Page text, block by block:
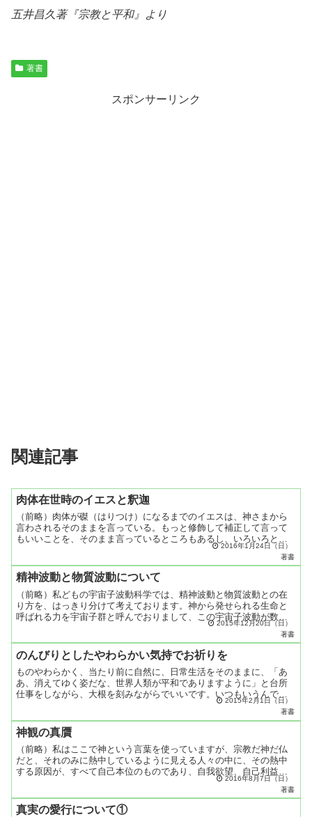
五井昌久著『宗教と平和』より
著書
スポンサーリンク
関連記事
肉体在世時のイエスと釈迦
（前略）肉体が磔（はりつけ）になるまでのイエスは、神さまから
言わされるそのままを言っている。もっと修飾して補正して言って
もいいことを、そのまま言っているところもあるし、いろいろと若
い点があります。でも魂の序列というとおかしいけれど、霊位と
2016年1月24日（日）
著書
精神波動と物質波動について
（前略）私どもの宇宙子波動科学では、精神波動と物質波動との在
り方を、はっきり分けて考えております。神から発せられる生命と
呼ばれる力を宇宙子群と呼んでおりまして、この宇宙子波動が数や
角度やその運動の方向によって、精神波動になったり、物質波動
2015年12月20日（日）
著書
のんびりとしたやわらかい気持でお祈りを
ものやわらかく、当たり前に自然に、日常生活をそのままに、「あ
あ、消えてゆく姿だな、世界人類が平和でありますように」と台所
仕事をしながら、大根を刻みながらでいいです。いつもいうんです
けど、お手洗いにいる時はひまです。そこで世界平和の祈りをす
2015年2月1日（日）
著書
神観の真贋
（前略）私はここで神という言葉を使っていますが、宗教だ神だ仏
だと、それのみに熱中しているように見える人々の中に、その熱中
する原因が、すべて自己本位のものであり、自我欲望、自己利益の
ためだけのものである人が、かなりあるのです。その人々は宗教
2016年8月7日（日）
著書
真実の愛行について①